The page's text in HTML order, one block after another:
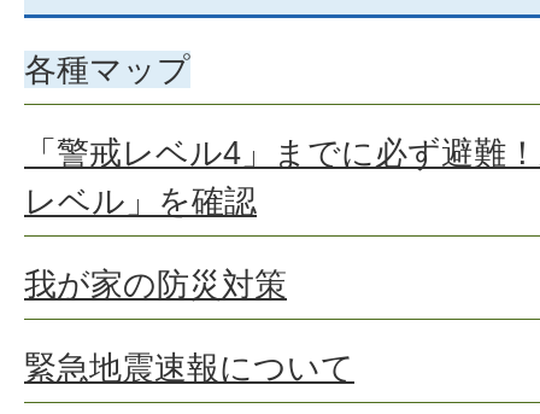
各種マップ
「警戒レベル4」までに必ず避難
レベル」を確認
我が家の防災対策
緊急地震速報について